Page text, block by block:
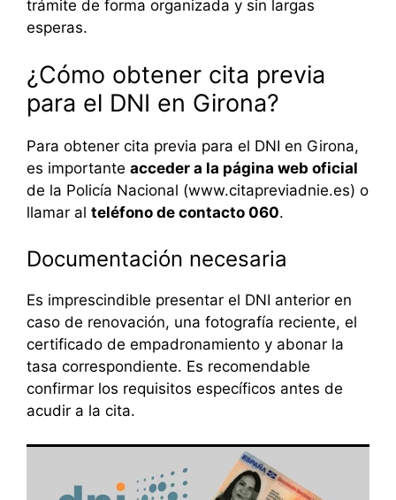
trámite de forma organizada y sin largas
esperas.
¿Cómo obtener cita previa
para el DNI en Girona?
Para obtener cita previa para el DNI en Girona,
es importante acceder a la página web oficial
de la Policía Nacional (www.citapreviadnie.es) o
llamar al teléfono de contacto 060.
Documentación necesaria
Es imprescindible presentar el DNI anterior en
caso de renovación, una fotografía reciente, el
certificado de empadronamiento y abonar la
tasa correspondiente. Es recomendable
confirmar los requisitos específicos antes de
acudir a la cita.